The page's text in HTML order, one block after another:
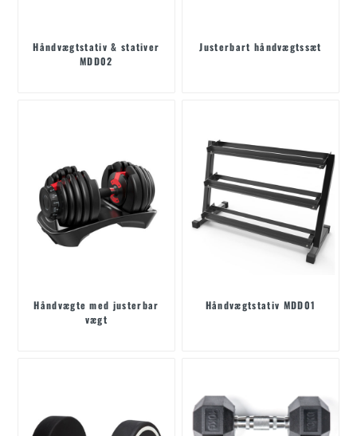
Håndvægtstativ & stativer
MDD02
Justerbart håndvægtssæt
Håndvægte med justerbar
vægt
Håndvægtstativ MDD01